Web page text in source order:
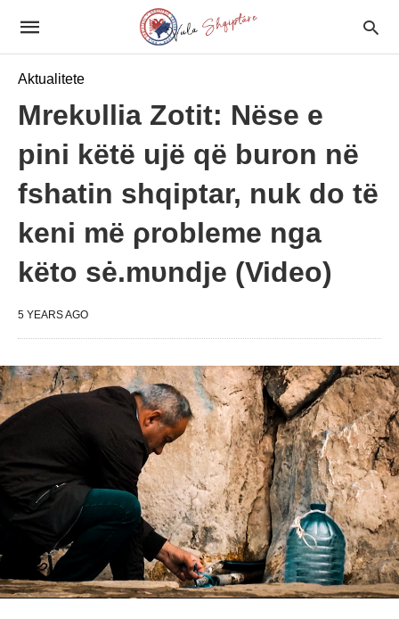
Aktualitete
Mrekυllia Zotit: Nëse e
pini këtë ujë që buron në
fshatin shqiptar, nuk do të
keni më ρrobleme nga
këto sė.mυndje (Video)
5 YEARS AGO